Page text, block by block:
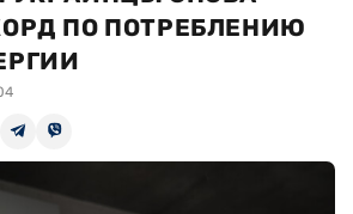
ПО ПОТРЕБЛЕНИЮ